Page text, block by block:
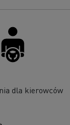
dla kierowców